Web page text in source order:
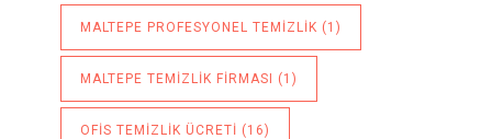
MALTEPE PROFESYONEL TEMIZLIK (1)
MALTEPE TEMIZLIK FIRMASI (1)
OFIS TEMIZLIK ÜCRETI (16)